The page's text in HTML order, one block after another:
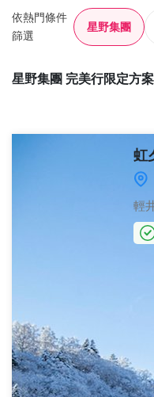
依熱門條件
篩選
星野集團
星野集團 完美行限定方
虹
輕